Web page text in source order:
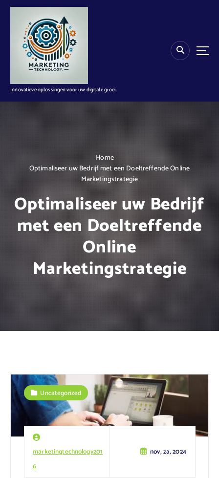
n
Innovatieve oplossingen voor uw digitale groei.
Home
Optimaliseer uw Bedrijf met een Doeltreffende Online
Marketingstrategie
Optimaliseer uw Bedrijf
met een Doeltreffende
Online
Marketingstrategie
marketingtechnology201
6
nov, za, 2024
Uncategorized